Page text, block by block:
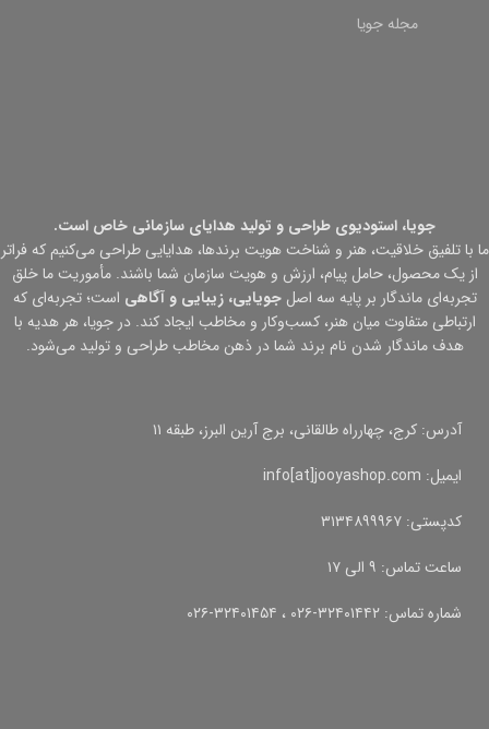
مجله جویا
جویا، استودیوی طراحی و تولید هدایای سازمانی خاص است.
ما با تلفیق خلاقیت، هنر و شناخت هویت برندها، هدایایی طراحی می‌کنیم که فراتر
از یک محصول، حامل پیام، ارزش و هویت سازمان شما باشند. مأموریت ما خلق
تجربه‌ای ماندگار بر پایه سه اصلجویایی، زیبایی و آگاهی است؛ تجربه‌ای که
ارتباطی متفاوت میان هنر، کسب‌وکار و مخاطب ایجاد کند. در جویا، هر هدیه با
هدف ماندگار شدن نام برند شما در ذهن مخاطب طراحی و تولید می‌شود.
آدرس: کرج، چهارراه طالقانی، برج آرین البرز، طبقه ۱۱
ایمیل: info[at]jooyashop.com
کدپستی: ۳۱۳۴۸۹۹۹۶۷
ساعت تماس: ۹ الی ۱۷
شماره تماس: ۳۲۴۰۱۴۴۲-۰۲۶ ، ۳۲۴۰۱۴۵۴-۰۲۶